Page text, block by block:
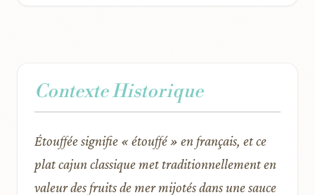
Contexte Historique
Étouffée signifie « étouffé » en français, et ce
plat cajun classique met traditionnellement en
valeur des fruits de mer mijotés dans une sauce